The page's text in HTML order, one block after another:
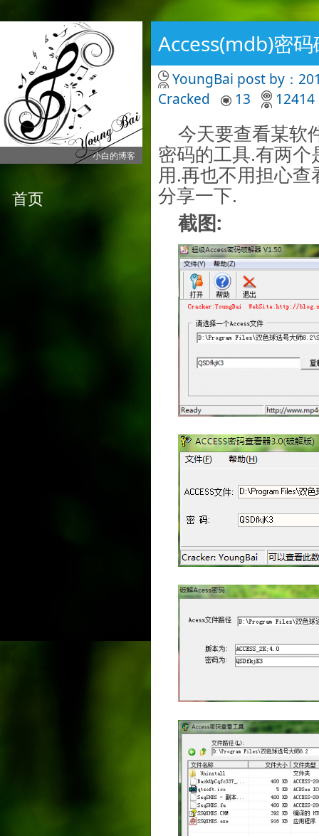
小白的博客
首页
Access(mdb)密
YoungBai post by：
Cracked
13 12414
今天要查看某软
密码的工具.有两
用.再也不用担心
分享一下.
截图: